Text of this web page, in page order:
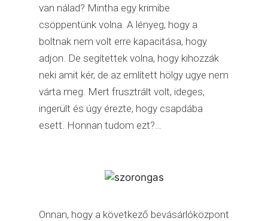
van nálad? Mintha egy krimibe
csöppentünk volna. A lényeg, hogy a
boltnak nem volt erre kapacitása, hogy
adjon. De segítettek volna, hogy kihozzák
neki amit kér, de az említett hölgy ugye nem
várta meg. Mert frusztrált volt, ideges,
ingerült és úgy érezte, hogy csapdába
esett. Honnan tudom ezt?…
Onnan, hogy a következő bevásárlóközpont